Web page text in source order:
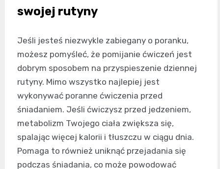
swojej rutyny
Jeśli jesteś niezwykle zabiegany o poranku,
możesz pomyśleć, że pomijanie ćwiczeń jest
dobrym sposobem na przyspieszenie dziennej
rutyny. Mimo wszystko najlepiej jest
wykonywać poranne ćwiczenia przed
śniadaniem. Jeśli ćwiczysz przed jedzeniem,
metabolizm Twojego ciała zwiększa się,
spalając więcej kalorii i tłuszczu w ciągu dnia.
Pomaga to również uniknąć przejadania się
podczas śniadania, co może powodować